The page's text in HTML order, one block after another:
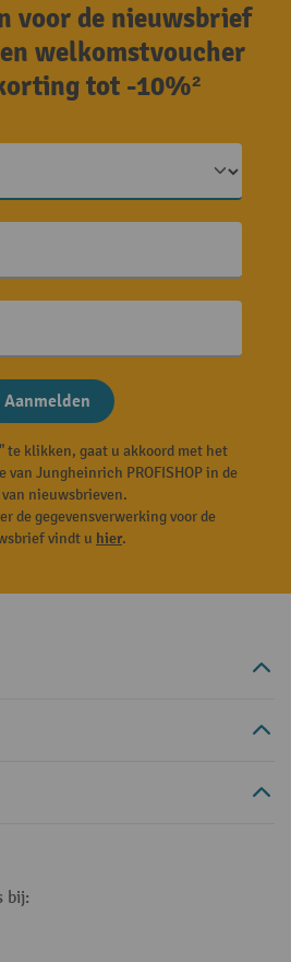
voor de nieuwsbrief
welkomstvoucher
tot -10%²
Aanmelden
te klikken, gaat u akkoord met het
van Jungheinrich PROFISHOP in de
nieuwsbrieven.
de gegevensverwerking voor de
vindt u hier.
bij: